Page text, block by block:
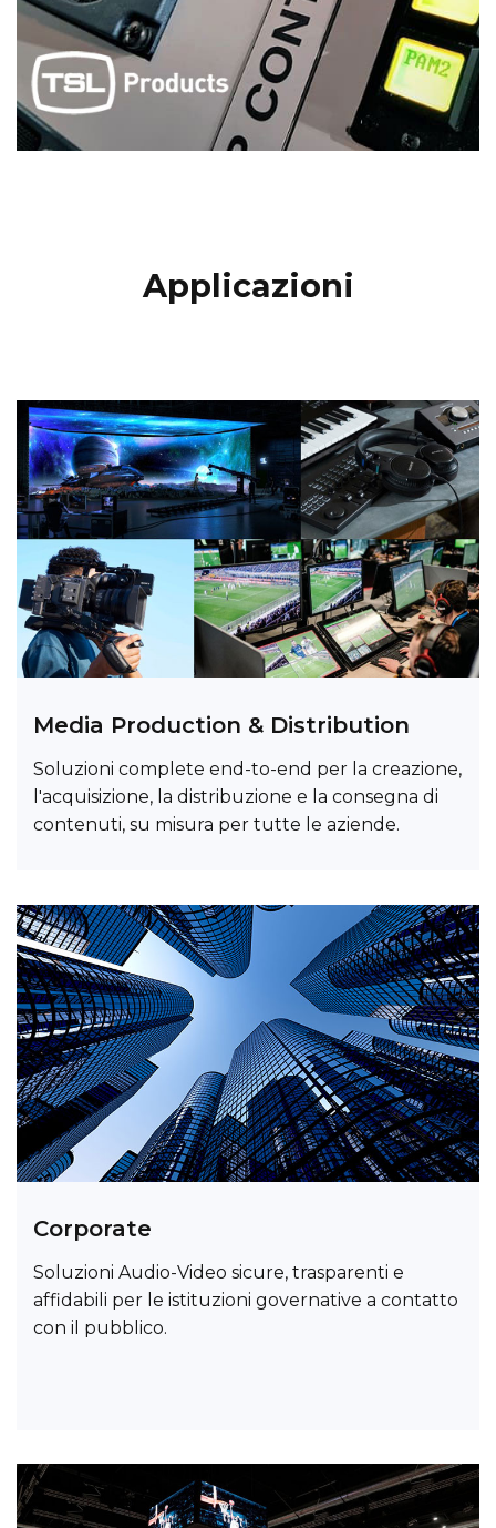
Applicazioni
Media Production & Distribution
Soluzioni complete end-to-end per la creazione,
l'acquisizione, la distribuzione e la consegna di
contenuti, su misura per tutte le aziende.
Corporate
Soluzioni Audio-Video sicure, trasparenti e
affidabili per le istituzioni governative a contatto
con il pubblico.